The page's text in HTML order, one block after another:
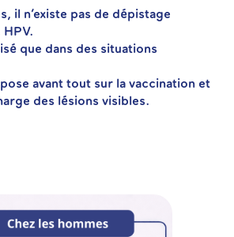
il n’existe pas de dépistage
que dans des situations
avant tout sur la vaccination et
des lésions visibles.